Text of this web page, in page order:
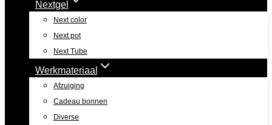
Nextgel
Next color
Next pot
Next Tube
Werkmateriaal
Afzuiging
Cadeau bonnen
Diverse